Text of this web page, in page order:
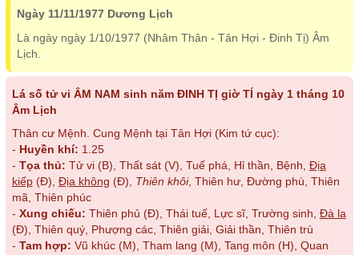
Ngày 11/11/1977 Dương Lịch
Là ngày ngày 1/10/1977 (Nhâm Thân - Tân Hợi - Đinh Tị) Âm
Lịch.
Lá số tử vi ÂM NAM sinh năm ĐINH TỊ giờ TÍ ngày 1 tháng 10
Âm Lịch
Thân cư Mệnh. Cung Mệnh tại Tân Hợi (Kim tứ cục):
- Huyền khí: 1.25
- Tọa thủ: Tử vi (B), Thất sát (V), Tuế phá, Hỉ thần, Bệnh, Địa
kiếp(Đ), Địa không (Đ), Thiên khôi, Thiên hư, Đường phù, Thiên
mã, Thiên phúc
- Xung chiếu: Thiên phủ (Đ), Thái tuế, Lực sĩ, Trường sinh, Đà la
(Đ), Thiên quý, Phượng các, Thiên giải, Giải thần, Thiên trù
- Tam hợp: Vũ khúc (M), Tham lang (M), Tang môn (H), Quan